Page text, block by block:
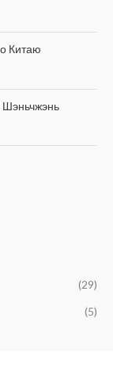
Китаю
Шэньчжэнь
(29)
(5)